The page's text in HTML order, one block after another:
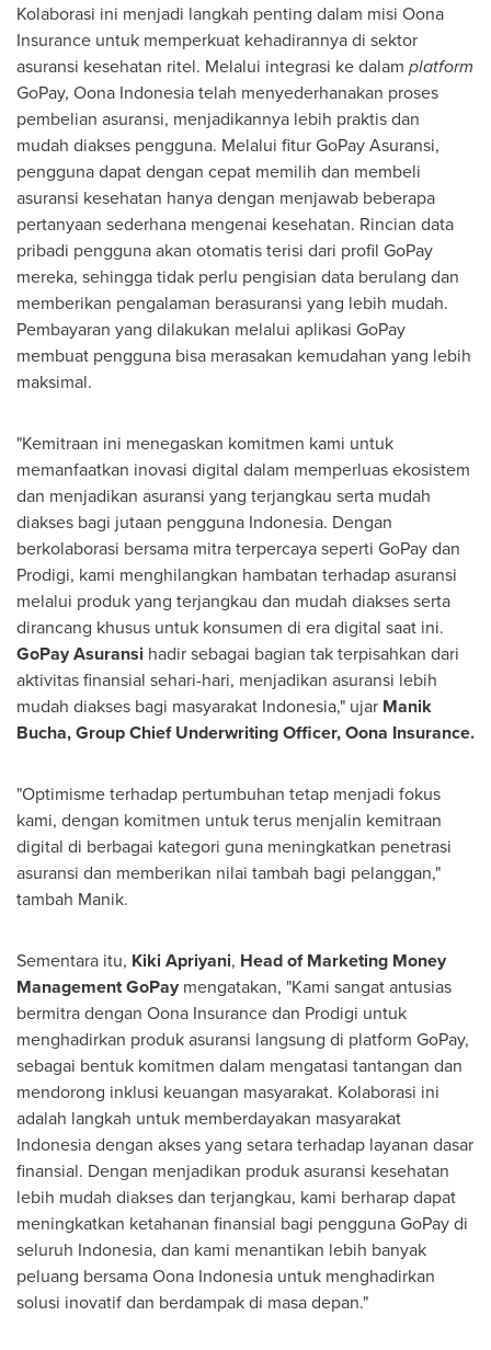
Kolaborasi ini menjadi langkah penting dalam misi Oona
Insurance untuk memperkuat kehadirannya di sektor
asuransi kesehatan ritel. Melalui integrasi ke dalam platform
GoPay, Oona Indonesia telah menyederhanakan proses
pembelian asuransi, menjadikannya lebih praktis dan
mudah diakses pengguna. Melalui fitur GoPay Asuransi,
pengguna dapat dengan cepat memilih dan membeli
asuransi kesehatan hanya dengan menjawab beberapa
pertanyaan sederhana mengenai kesehatan. Rincian data
pribadi pengguna akan otomatis terisi dari profil GoPay
mereka, sehingga tidak perlu pengisian data berulang dan
memberikan pengalaman berasuransi yang lebih mudah.
Pembayaran yang dilakukan melalui aplikasi GoPay
membuat pengguna bisa merasakan kemudahan yang lebih
maksimal.
"Kemitraan ini menegaskan komitmen kami untuk
memanfaatkan inovasi digital dalam memperluas ekosistem
dan menjadikan asuransi yang terjangkau serta mudah
diakses bagi jutaan pengguna Indonesia. Dengan
berkolaborasi bersama mitra terpercaya seperti GoPay dan
Prodigi, kami menghilangkan hambatan terhadap asuransi
melalui produk yang terjangkau dan mudah diakses serta
dirancang khusus untuk konsumen di era digital saat ini.
GoPay Asuransi hadir sebagai bagian tak terpisahkan dari
aktivitas finansial sehari-hari, menjadikan asuransi lebih
mudah diakses bagi masyarakat Indonesia," ujar Manik
Bucha, Group Chief Underwriting Officer,Oona Insurance.
"Optimisme terhadap pertumbuhan tetap menjadi fokus
kami, dengan komitmen untuk terus menjalin kemitraan
digital di berbagai kategori guna meningkatkan penetrasi
asuransi dan memberikan nilai tambah bagi pelanggan,"
tambah Manik.
Sementara itu, Kiki Apriyani, Head of Marketing Money
Management GoPay mengatakan, "Kami sangat antusias
bermitra dengan Oona Insurance dan Prodigi untuk
menghadirkan produk asuransi langsung di platform GoPay,
sebagai bentuk komitmen dalam mengatasi tantangan dan
mendorong inklusi keuangan masyarakat. Kolaborasi ini
adalah langkah untuk memberdayakan masyarakat
Indonesiadengan akses yang setara terhadap layanan dasar
finansial. Dengan menjadikan produk asuransi kesehatan
lebih mudah diakses dan terjangkau, kami berharap dapat
meningkatkan ketahanan finansial bagi pengguna GoPay di
seluruh Indonesia, dan kami menantikan lebih banyak
peluang bersama Oona Indonesia untuk menghadirkan
solusi inovatif dan berdampak di masa depan."